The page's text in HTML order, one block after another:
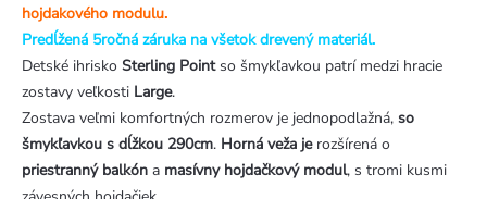
hojdakového modulu.
Predĺžená 5ročná záruka na všetok drevený materiál.
Detské ihrisko Sterling Pointso šmykľavkou patrí medzi hracie
zostavy veľkosti Large.
Zostava veľmi komfortných rozmerov je jednopodlažná, so
šmykľavkou s dĺžkou 290cm. Horná veža jerozšírená o
priestranný balkón a masívny hojdačkový modul, s tromi kusmi